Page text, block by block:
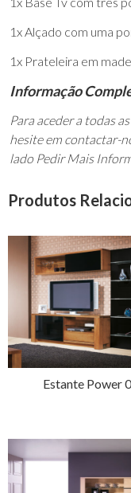
1x Alçado com uma
1x Prateleira em
Informação
Para aceder a todas
hesite em contactar-
lado Pedir Mais
Produtos
Estante Power